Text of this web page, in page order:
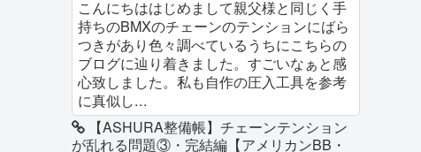
こんにちははじめまして親父様と同じく手
持ちのBMXのチェーンのテンションにばら
つきがあり色々調べているうちにこちらの
ブログに辿り着きました。すごいなぁと感
心致しました。私も自作の圧入工具を参考
に真似し...
【ASHURA整備帳】チェーンテンション
が乱れる問題③・完結編【アメリカンBB・